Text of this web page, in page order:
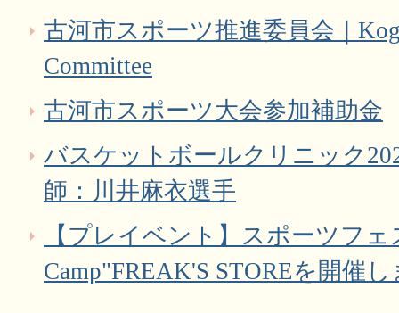
古河市スポーツ推進委員会｜
Committee
古河市スポーツ大会参加補助金
バスケットボールクリニック
師：川井麻衣選手
【プレイベント】スポーツフ
Camp"FREAK'S STOREを開催